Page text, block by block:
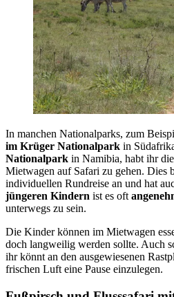
In manchen Nationalparks, zum
im Krüger Nationalpark in
Nationalpark in Namibia, habt ihr
Mietwagen auf Safari zu gehen. Dies
individuellen Rundreise an und hat
jüngeren Kindern ist es oft
unterwegs zu sein.
Die Kinder können im Mietwagen
doch langweilig werden sollte. Auch
ihr könnt an den ausgewiesenen
frischen Luft eine Pause einzulegen.